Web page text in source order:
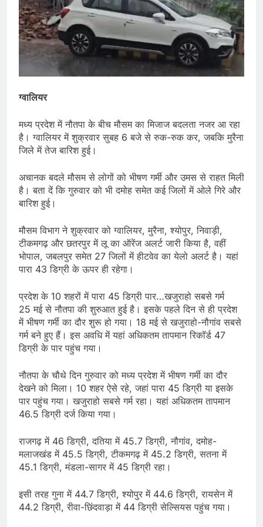
ग्वालियर
मध्य प्रदेश में नौतपा के बीच मौसम का मिजाज बदलता नजर आ रहा
है। ग्वालियर में शुक्रवार सुबह 6 बजे से रुक-रुक कर, जबकि मुरैना
जिले में तेज बारिश हुई।
अचानक बदले मौसम से लोगों को भीषण गर्मी और उमस से राहत मिली
है। बता दें कि गुरुवार को भी दमोह समेत कई जिलों में ओले गिरे और
बारिश हुई।
मौसम विभाग ने शुक्रवार को ग्वालियर, मुरैना, श्योपुर, निवाड़ी,
टीकमगढ़ और छतरपुर में लू का ऑरेंज अलर्ट जारी किया है, वहीं
भोपाल, जबलपुर समेत 27 जिलों में हीटवेव का येलो अलर्ट है। यहां
पारा 43 डिग्री के ऊपर ही रहेगा।
प्रदेश के 10 शहरों में पारा 45 डिग्री पार…खजुराहो सबसे गर्म
25 मई से नौतपा की शुरुआत हुई है। इसके पहले दिन से ही प्रदेश
में भीषण गर्मी का दौर शुरू हो गया। 18 मई से खजुराहो-नौगांव सबसे
गर्म बने हुए हैं। इस अवधि में यहां अधिकतम तापमान रिकॉर्ड 47
डिग्री के पार पहुंच गया।
नौतपा के चौथे दिन गुरुवार को मध्य प्रदेश में भीषण गर्मी का दौर
देखने को मिला। 10 शहर ऐसे रहे, जहां पारा 45 डिग्री या इसके
पार पहुंच गया। खजुराहो सबसे गर्म रहा। यहां अधिकतम तापमान
46.5 डिग्री दर्ज किया गया।
राजगढ़ में 46 डिग्री, दतिया में 45.7 डिग्री, नौगांव, दमोह-
मलाजखंड में 45.5 डिग्री, टीकमगढ़ में 45.2 डिग्री, सतना में
45.1 डिग्री, मंडला-सागर में 45 डिग्री रहा।
इसी तरह गुना में 44.7 डिग्री, श्योपुर में 44.6 डिग्री, रायसेन में
44.2 डिग्री, रीवा-छिंदवाड़ा में 44 डिग्री सेल्सियस पहुंच गया।